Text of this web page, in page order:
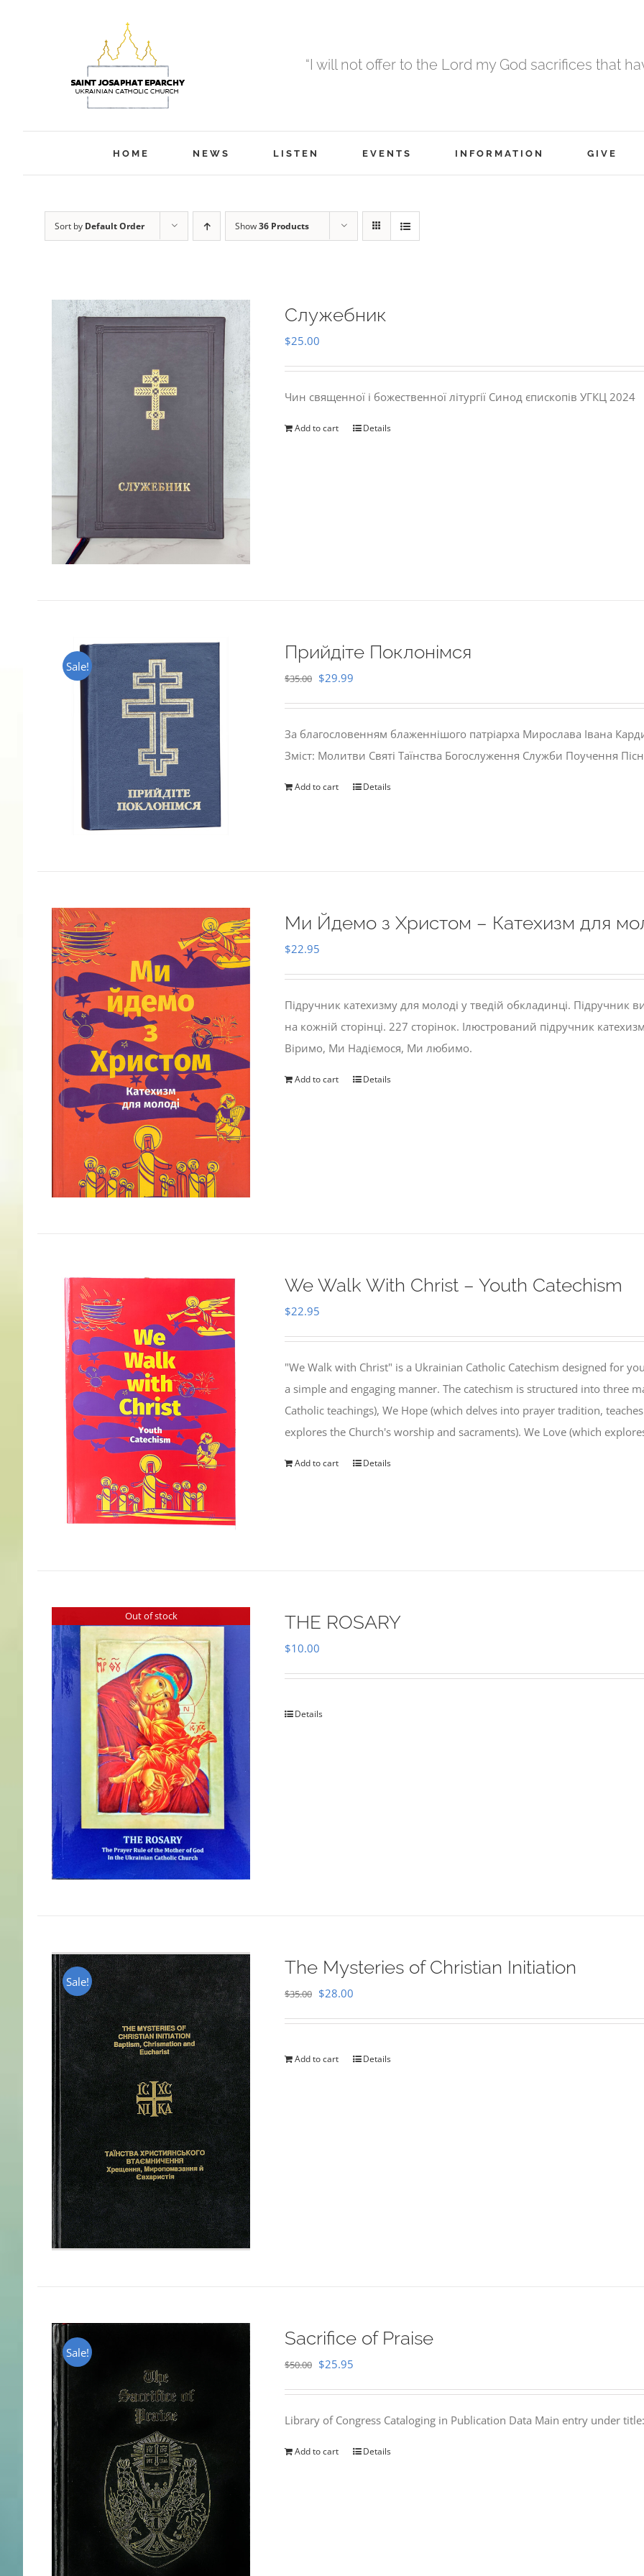
“I will not offer to the Lord my God sacrifices that
HOME NEWS LISTEN EVENTS INFORMATION GIVE
Sort by Default Order Show36 Products
Служебник
$25.00
Чин священної і божественної літургії Синод єпископів УГКЦ 2024
Add to cart Details
Sale!
Прийдіте Поклонімся
$35.00 Original
$35.00.
$29.99
$29.99.
За благословенням блаженнішого патріарха Мирослава Івана
Зміст: Молитви Святі Таїнства Богослуження Служби Поучення
Add to cart Details
Ми Йдемо з Христом – Катехизм для
$22.95
Підручник катехизму для молоді у тведій обкладинці.
на кожній сторінці. 227 сторінок. Ілюстрований підручник
Віримо, Ми Надіємося, Ми любимо.
Add to cart Details
We Walk With Christ – Youth Catechism
$22.95
"We Walk with Christ" is a Ukrainian Catholic Catechism designed for
a simple and engaging manner. The catechism is structured into three
Catholic teachings), We Hope (which delves into prayer tradition,
explores the Church's worship and sacraments). We Love (which
Add to cart Details
Out of stock THE ROSARY
$10.00
Details
Sale!
The Mysteries of Christian Initiation
$35.00 Original
$35.00.
$28.00
$28.00.
Add to cart Details
Sale!
Sacrifice of Praise
$50.00 Original
$50.00.
$25.95
$25.95.
Library of Congress Cataloging in Publication Data Main entry under
Add to cart Details